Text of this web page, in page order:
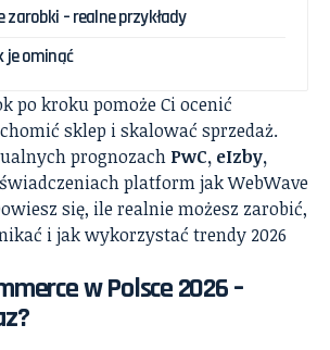
zarobki – realne przykłady
je ominąć
po kroku pomoże Ci ocenić
sklep i skalować sprzedaż.
prognozach PwC, eIzby,
platform jak WebWave
się, ile realnie możesz zarobić,
i jak wykorzystać trendy 2026
w Polsce 2026 –